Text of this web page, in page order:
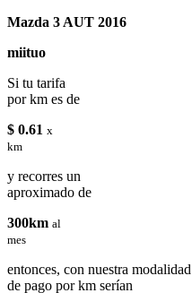
Mazda 3 AUT 2016
miituo
Si tu tarifa
por km es de
$ 0.61 x
km
y recorres un
aproximado de
300km al
mes
entonces, con nuestra modalidad
de pago por km serían